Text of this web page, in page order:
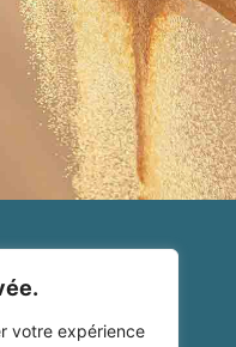
votre expérience